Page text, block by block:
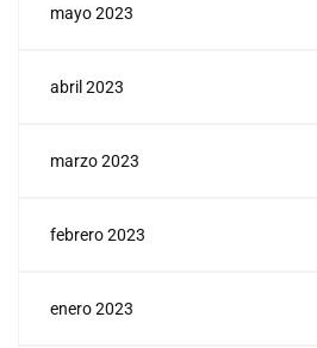
mayo 2023
abril 2023
marzo 2023
febrero 2023
enero 2023